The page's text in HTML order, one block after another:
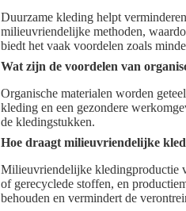
Duurzame kleding helpt
milieuvriendelijke methoden,
biedt het vaak voordelen zoals
Wat zijn de voordelen van
Organische materialen worden
kleding en een gezondere
de kledingstukken.
Hoe draagt milieuvriendelijke
Milieuvriendelijke kledingproductie
of gerecyclede stoffen, en
behouden en vermindert de